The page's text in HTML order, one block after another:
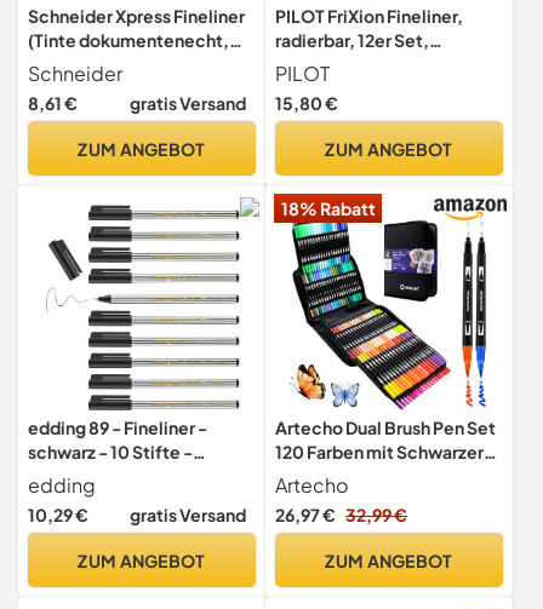
Schneider Xpress Fineliner
(Tinte dokumentenecht,
Strichstärke 0,8 mm, Made
in Germany) 4er Set,
sortiert
Schneider
8,61 € gratis Versand
ZUM ANGEBOT
PILOT FriXion Fineliner,
radierbar, 12er Set,
Schwarz/Blau/Rot/Grün/Pi
nk/Violett/Braun/Gelb/Or
ange/Babypink/Hellgrün/-
PILOT
15,80 €
ZUM ANGEBOT
edding 89 - Fineliner -
schwarz - 10 Stifte -
extrafeine Rundspitze 0,3
mm - dünner
Faserschreiber für feines
Unterstreichen, Zeichnen -
edding
10,29 € gratis Versand
ZUM ANGEBOT
18% Rabatt
Artecho Dual Brush Pen Set
120 Farben mit Schwarzer
Tragetasche, Filzstifte
Dicke und Dünne,
Pinselstifte set, Stifte für
Manga, Malbücher und
Artecho
26,97 € 32,99 €
ZUM ANGEBOT